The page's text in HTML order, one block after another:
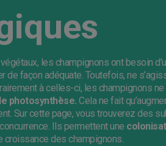
végétaux, les champignons ont besoin
de façon adéquate. Toutefois, ne
à celles-ci, les champignons
photosynthèse. Cela ne fait
Sur cette page, vous trouverez des
Ils permettent une
croissance des champignons.